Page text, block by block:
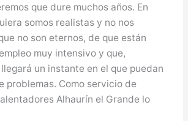
que dure muchos años. En
somos realistas y no nos
no son eternos, de que están
muy intensivo y que,
un instante en el que puedan
problemas. Como servicio de
Alhaurín el Grande lo